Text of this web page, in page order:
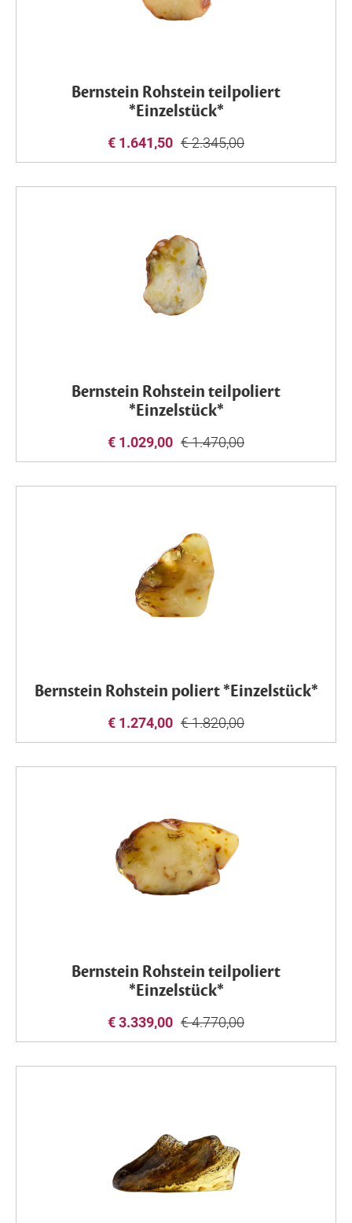
Bernstein Rohstein teilpoliert
*Einzelstück*
€ 1.641,50 € 2.345,00
Bernstein Rohstein teilpoliert
*Einzelstück*
€ 1.029,00 € 1.470,00
Bernstein Rohstein poliert *Einzelstück*
€ 1.274,00 € 1.820,00
Bernstein Rohstein teilpoliert
*Einzelstück*
€ 3.339,00 € 4.770,00